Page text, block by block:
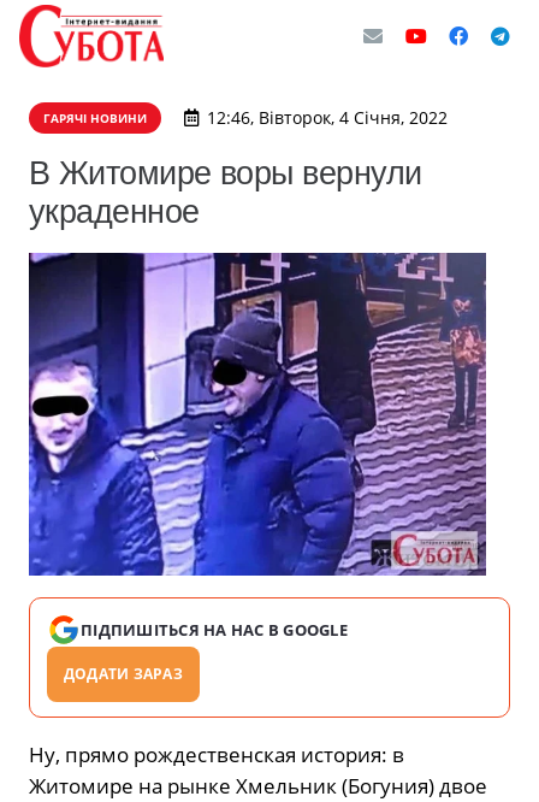
ГАРЯЧІ НОВИНИ 12:46, Вівторок, 4 Січня, 2022
В Житомире воры вернули
украденное
ПІДПИШІТЬСЯ НА НАС В GOOGLE
ДОДАТИ ЗАРАЗ
Ну, прямо рождественская история: в
Житомире на рынке Хмельник (Богуния) двое